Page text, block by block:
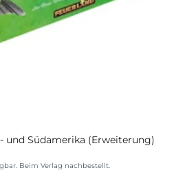
und Südamerika (Erweiterung)
Beim Verlag nachbestellt.